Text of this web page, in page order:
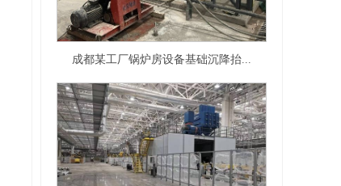
成都某工厂锅炉房设备基础沉降抬...